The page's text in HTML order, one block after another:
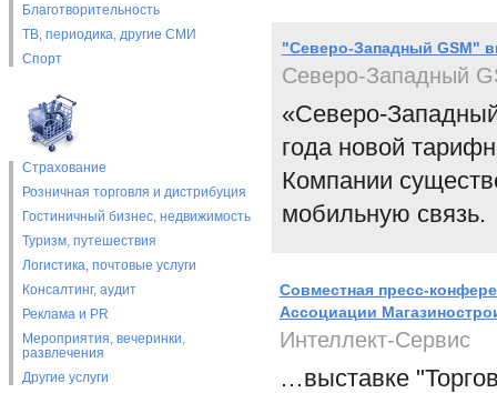
Благотворительность
ТВ, периодика, другие СМИ
Спорт
Страхование
Розничная торговля и дистрибуция
Гостиничный бизнес, недвижимость
Туризм, путешествия
Логистика, почтовые услуги
Консалтинг, аудит
Реклама и PR
Мероприятия, вечеринки,
развлечения
Другие услуги
"Северо-Западный GSM"
Северо-Западный
«Северо-
года новой
Компании
мобильную связь.
Совместная пресс-
Ассоциации
Интеллект-Сервис
…выставке